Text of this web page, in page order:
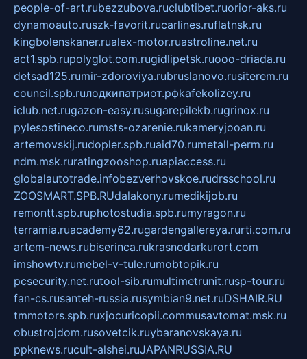
people-of-art.rubezzubova.ruclubtibet.ruorior-aks.ru
dynamoauto.ruszk-favorit.rucarlines.ruflatnsk.ru
kingbolenskaner.rualex-motor.ruastroline.net.ru
act1.spb.rupolyglot.com.rugidlipetsk.ruooo-driada.ru
detsad125.rumir-zdoroviya.rubruslanovo.rusiterem.ru
council.spb.ruлодкипатриот.рфkafekolizey.ru
iclub.net.rugazon-easy.rusugarepilekb.rugrinox.ru
pylesostineco.rumsts-ozarenie.rukameryjooan.ru
artemovskij.rudopler.spb.ruaid70.rumetall-perm.ru
ndm.msk.ruratingzooshop.ruapiaccess.ru
globalautotrade.infobezverhovskoe.rudrsschool.ru
ZOOSMART.SPB.RUdalakony.rumedikijob.ru
remontt.spb.ruphotostudia.spb.rumyragon.ru
terramia.ruacademy62.rugardengallereya.rurti.com.ru
artem-news.rubiserinca.rukrasnodarkurort.com
imshowtv.rumebel-v-tule.rumobtopik.ru
pcsecurity.net.rutool-sib.rumultimetrunit.rusp-tour.ru
fan-cs.rusanteh-russia.rusymbian9.net.ruDSHAIR.RU
tmmotors.spb.ruxjocuricopii.commusavtomat.msk.ru
obustrojdom.rusovetcik.ruybaranovskaya.ru
ppknews.rucult-alshei.ruJAPANRUSSIA.RU